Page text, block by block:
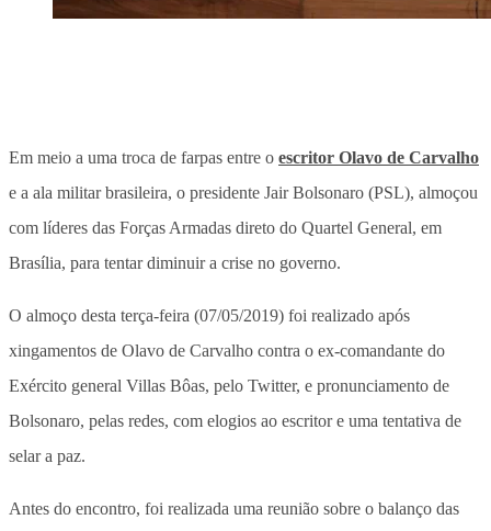
Em meio a uma troca de farpas entre o escritor Olavo de Carvalho
e a ala militar brasileira, o presidente Jair Bolsonaro (PSL), almoçou
com líderes das Forças Armadas direto do Quartel General, em
Brasília, para tentar diminuir a crise no governo.
O almoço desta terça-feira (07/05/2019) foi realizado após
xingamentos de Olavo de Carvalho contra o ex-comandante do
Exército general Villas Bôas, pelo Twitter, e pronunciamento de
Bolsonaro, pelas redes, com elogios ao escritor e uma tentativa de
selar a paz.
Antes do encontro, foi realizada uma reunião sobre o balanço das